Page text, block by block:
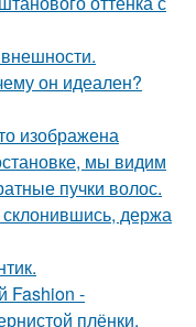
он идеален?
изображена
мы видим
пучки волос.
держа
Fashion -
плёнки.